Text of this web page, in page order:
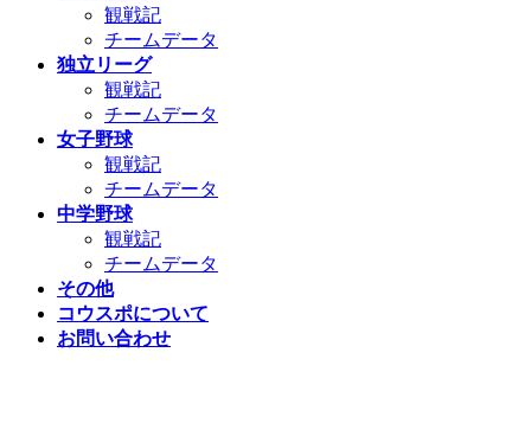
観戦記
チームデータ
独立リーグ
観戦記
チームデータ
女子野球
観戦記
チームデータ
中学野球
観戦記
チームデータ
その他
コウスポについて
お問い合わせ